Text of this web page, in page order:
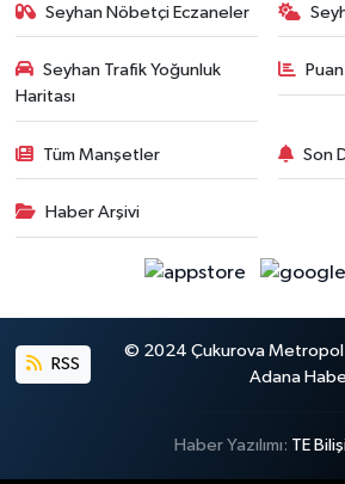
Seyhan Nöbetçi Eczaneler
Seyhan Trafik Yoğunluk
Haritası
Tüm Manşetler Son
Haber Arşivi
RSS
© 2024 Çukurova Metropol |
Adana
Haber Yazılımı: TE